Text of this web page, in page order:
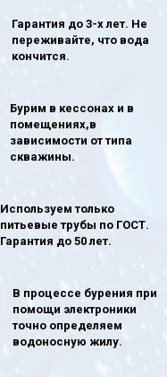
Гарантия до 3-х лет. Не
переживайте, что вода
кончится.
Бурим в кессонах и в
помещениях,в
зависимости от типа
скважины.
Используем только
питьевые трубы по ГОСТ.
Гарантия до 50 лет.
В процессе бурения при
помощи электроники
точно определяем
водоносную жилу.